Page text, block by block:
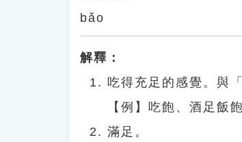
bǎo
解釋：
吃得充足的感覺。與
【例】吃飽、酒足飯飽
滿足。